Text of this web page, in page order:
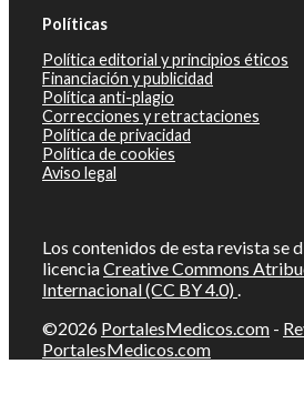
Políticas
Política editorial y principios éticos
Financiación y publicidad
Política anti-plagio
Correcciones y retractaciones
Política de privacidad
Política de cookies
Aviso legal
Los contenidos de esta revista se
licenciaCreative Commons
Internacional (CC BY 4.0) .
©2026 PortalesMedicos.com -
PortalesMedicos.com